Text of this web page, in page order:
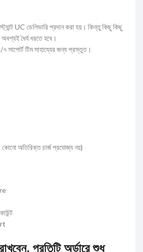
UC ডেলিভারি প্রদান করা হয়। কিন্তু কিছু কিছু
ধৈর্য ধরতে হবে।
সাপোর্ট টিম সাহায্যের জন্য প্রস্তুত।
অতিরিক্ত চার্জ প্রযোজ্য নয়)
প্রতিটি অর্ডারে শুধু